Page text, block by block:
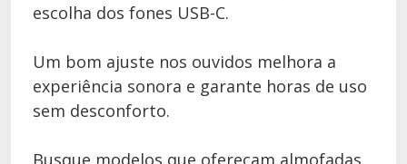
escolha dos fones USB-C.
Um bom ajuste nos ouvidos melhora a
experiência sonora e garante horas de uso
sem desconforto.
Busque modelos que ofereçam almofadas